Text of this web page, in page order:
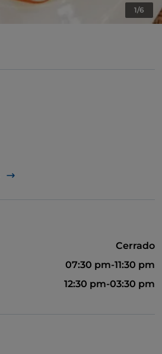
1/6
Cerrado
07:30 pm-11:30 pm
12:30 pm-03:30 pm